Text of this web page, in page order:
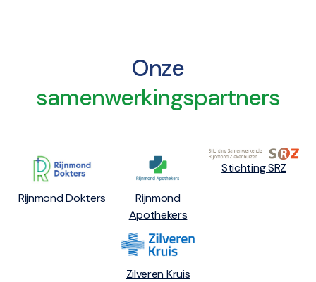
Onze
samenwerkingspartners
Rijnmond Dokters
Rijnmond
Apothekers
Stichting SRZ
Zilveren Kruis